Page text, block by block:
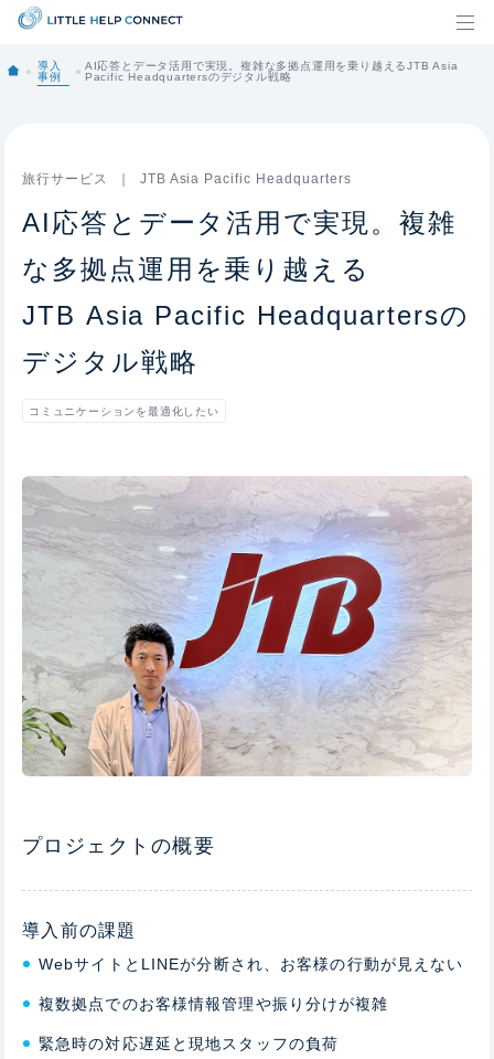
導入
事例
AI応答とデータ活用で実現。複雑な多拠点運用を乗り越えるJTB Asia
Pacific Headquartersのデジタル戦略
旅行サービス JTB Asia Pacific Headquarters
AI応答とデータ活用で実現。複雑
な多拠点運用を乗り越える
JTB Asia Pacific Headquartersの
デジタル戦略
コミュニケーションを最適化したい
プロジェクトの概要
導入前の課題
WebサイトとLINEが分断され、お客様の行動が見えない
複数拠点でのお客様情報管理や振り分けが複雑
緊急時の対応遅延と現地スタッフの負荷